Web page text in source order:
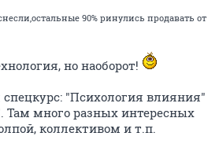
90% ринулись продавать от
но наоборот!
"Психология влияния"
Там много разных интересных
коллективом и т.п.